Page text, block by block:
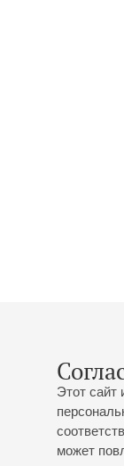
Этот сайт
может